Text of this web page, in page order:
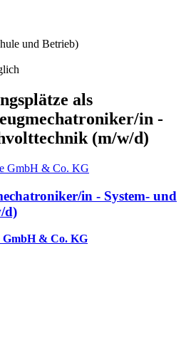
und Betrieb)
als
in -
(m/w/d)
in - System- und
d)
GmbH & Co. KG